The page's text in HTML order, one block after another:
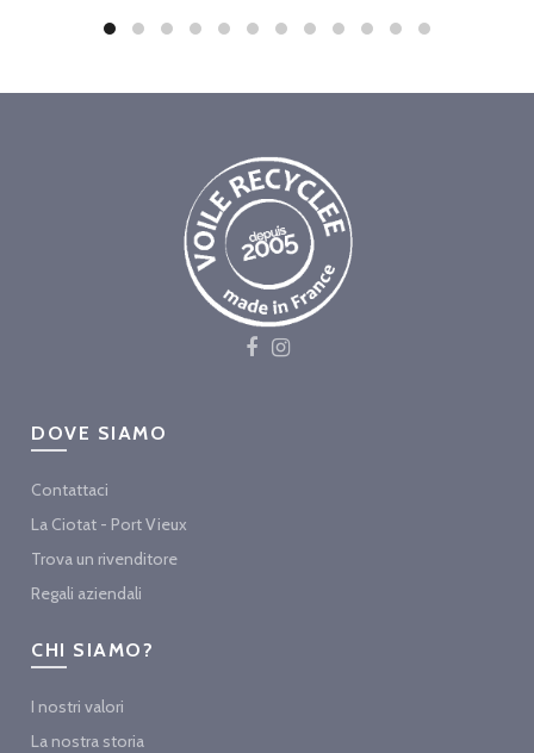
DOVE SIAMO
Contattaci
La Ciotat - Port Vieux
Trova un rivenditore
Regali aziendali
CHI SIAMO?
I nostri valori
La nostra storia